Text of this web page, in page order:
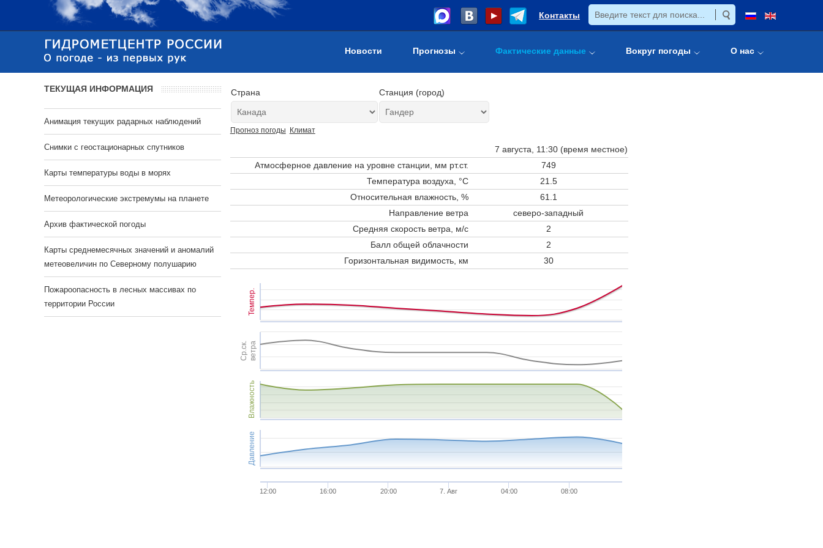
Контакты
Новости Прогнозы Фактические данные Вокруг погоды О нас
Страна Станция (город)
Прогноз погоды Климат
7 августа, 11:30 (время местное)
Атмосферное давление на уровне станции, мм рт.ст.
749
Температура воздуха, °C
21.5
Относительная влажность, %
61.1
Направление ветра
северо-западный
Средняя скорость ветра, м/с
2
Балл общей облачности
2
Горизонтальная видимость, км
30
Темпер.
Ср.ск.ветра
Влажность
Давление
12:00 16:00 20:00 7. Авг 04:00 08:00
ТЕКУЩАЯ ИНФОРМАЦИЯ
Анимация текущих радарных наблюдений
Cнимки с геостационарных спутников
Карты температуры воды в морях
Метеорологические экстремумы на планете
Архив фактической погоды
Карты среднемесячных значений и аномалий
метеовеличин по Северному полушарию
Пожароопасность в лесных массивах по
территории России